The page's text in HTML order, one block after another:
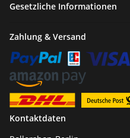
Gesetzliche Informationen
Zahlung & Versand
Kontaktdaten